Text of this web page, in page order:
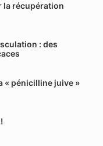
la récupération
: des
« pénicilline juive »